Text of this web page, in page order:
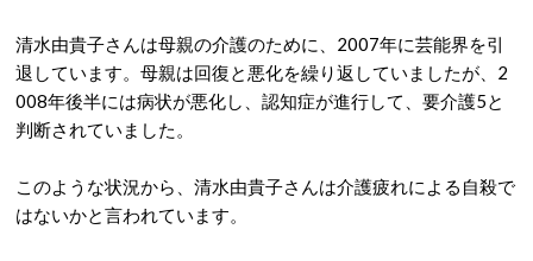
清水由貴子さんは母親の介護のために、2007年に芸能界を引
退しています。母親は回復と悪化を繰り返していましたが、2
008年後半には病状が悪化し、認知症が進行して、要介護5と
判断されていました。
このような状況から、清水由貴子さんは介護疲れによる自殺で
はないかと言われています。